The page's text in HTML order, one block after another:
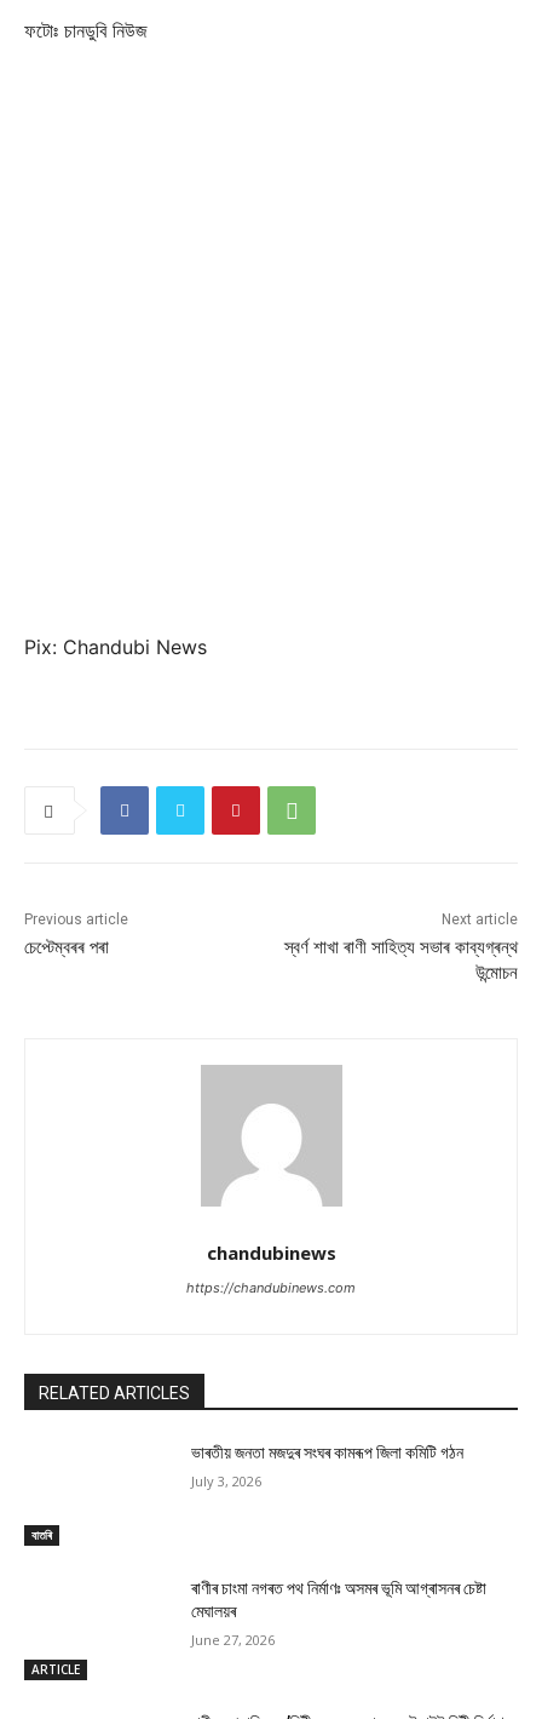
ফটোঃ চানডুবি নিউজ
Pix: Chandubi News
Previous article
চেপ্টেম্বৰৰ পৰা
Next article
স্বৰ্ণ শাখা ৰাণী সাহিত্য সভাৰ কাব্যগ্ৰন্থ
উন্মোচন
chandubinews
https://chandubinews.com
RELATED ARTICLES
বাতৰি
ভাৰতীয় জনতা মজদুৰ সংঘৰ কামৰূপ জিলা কমিটি গঠন
July 3, 2026
ARTICLE
ৰাণীৰ চাংমা নগৰত পথ নিৰ্মাণঃ অসমৰ ভূমি আগ্ৰাসনৰ চেষ্টা
মেঘালয়ৰ
June 27, 2026